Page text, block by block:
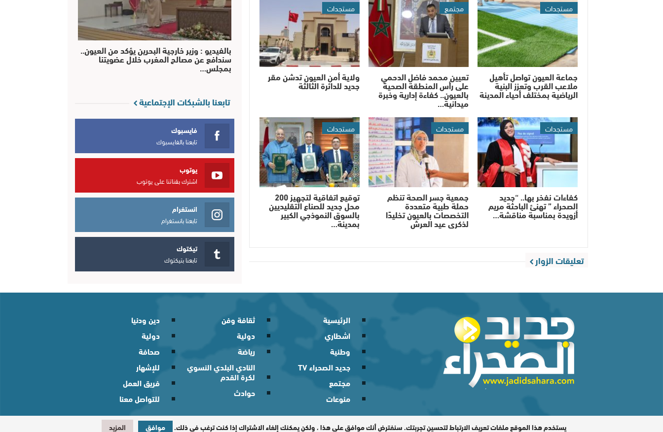
مستجدات
جماعة العيون تواصل تأهيل
ملاعب القرب وتعزز البنية
الرياضية بمختلف أحياء المدينة
مجتمع
تعيين محمد فاضل الدحمي
على رأس المنطقة الصحية
بالعيون.. كفاءة إدارية وخبرة
ميدانية…
مستجدات
ولاية أمن العيون تدشن مقر
جديد للدائرة الثالثة
مستجدات
كفاءات نفخر بها.. “جديد
الصحراء ” تهنئ الباحثة مريم
أزويدة بمناسبة مناقشة…
مستجدات
جمعية جسر الصحة تنظم
حملة طبية متعددة
التخصصات بالعيون تخليدًا
لذكرى عيد العرش
مستجدات
توقيع اتفاقية لتجهيز 200
محل جديد للصناع التقليديين
بالسوق النموذجي الكبير
بمدينة…
تعليقات الزوار
بالفيديو : وزير خارجية البحرين يؤكد من العيون..
سندافع عن مصالح المغرب خلال عضويتنا
بمجلس…
تابعنا بالشبكات الإجتماعية
فايسبوك
تابعنا بالفايسبوك
يوتوب
اشترك بقناتنا على يوتوب
انستغرام
تابعنا بانستغرام
تيكتوك
تابعنا بتيكتوك
الرئيسية
اشطاري
وطنية
جديد الصحراء TV
مجتمع
منوعات
ثقافة وفن
دولية
رياضة
النادي البلدي النسوي
لكرة القدم
حوادث
دين ودنيا
دولية
صحافة
للإشهار
فريق العمل
للتواصل معنا
المدير المسؤول : اشكيريد مصطفى / جميع الحقوق محفوظة © 2026 تصميم وبرمجةيستخدم هذا الموقع ملفات تعريف الارتباط لتحسين تجربتك. سنفترض أنك موافق على هذا ، ولكن يمكنك إلغاء الاشتراك إذا كنت ترغب في ذلك. موافق المزيد